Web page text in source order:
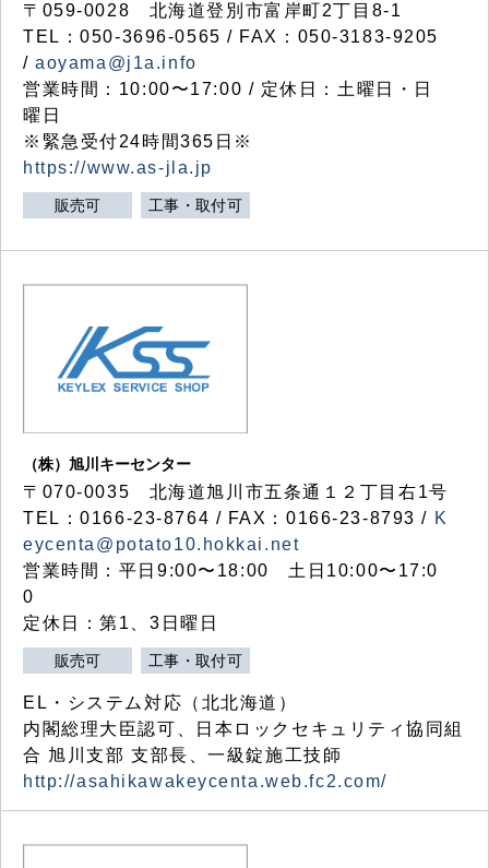
〒 059-0028 北海道登別市富岸町2丁目 8-1
TEL：050-3696-0565 / FAX：050-3183-9205
/aoyama@j1a.info
営業時間：10:00〜17:00 / 定休日：土曜日・日
曜日
※緊急受付24時間365日※
https://www.as-jla.jp
販売可 工事・取付可
（株）旭川キーセンター
〒070-0035 北海道旭川市五条通１２丁目右1号
TEL：0166-23-8764 / FAX：0166-23-8793 / K
eycenta@potato10.hokkai.net
営業時間：平日9:00〜18:00 土日10:00〜17:0
0
定休日：第1、3日曜日
販売可 工事・取付可
EL・システム対応（北北海道）
内閣総理大臣認可、日本ロックセキュリティ協同組
合 旭川支部 支部長、一級錠施工技師
http://asahikawakeycenta.web.fc2.com/